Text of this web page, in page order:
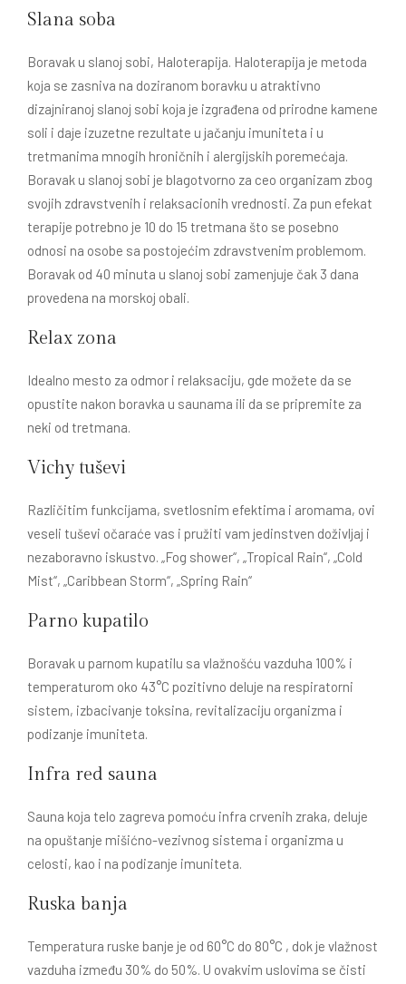
Slana soba
Boravak u slanoj sobi, Haloterapija. Haloterapija je metoda
koja se zasniva na doziranom boravku u atraktivno
dizajniranoj slanoj sobi koja je izgrađena od prirodne kamene
soli i daje izuzetne rezultate u jačanju imuniteta i u
tretmanima mnogih hroničnih i alergijskih poremećaja.
Boravak u slanoj sobi je blagotvorno za ceo organizam zbog
svojih zdravstvenih i relaksacionih vrednosti. Za pun efekat
terapije potrebno je 10 do 15 tretmana što se posebno
odnosi na osobe sa postojećim zdravstvenim problemom.
Boravak od 40 minuta u slanoj sobi zamenjuje čak 3 dana
provedena na morskoj obali.
Relax zona
Idealno mesto za odmor i relaksaciju, gde možete da se
opustite nakon boravka u saunama ili da se pripremite za
neki od tretmana.
Vichy tuševi
Različitim funkcijama, svetlosnim efektima i aromama, ovi
veseli tuševi očaraće vas i pružiti vam jedinstven doživljaj i
nezaboravno iskustvo. „Fog shower“, „Tropical Rain“, „Cold
Mist“, „Caribbean Storm“, „Spring Rain“
Parno kupatilo
Boravak u parnom kupatilu sa vlažnošću vazduha 100% i
temperaturom oko 43°C pozitivno deluje na respiratorni
sistem, izbacivanje toksina, revitalizaciju organizma i
podizanje imuniteta.
Infra red sauna
Sauna koja telo zagreva pomoću infra crvenih zraka, deluje
na opuštanje mišićno-vezivnog sistema i organizma u
celosti, kao i na podizanje imuniteta.
Ruska banja
Temperatura ruske banje je od 60°C do 80°C , dok je vlažnost
vazduha između 30% do 50%. U ovakvim uslovima se čisti